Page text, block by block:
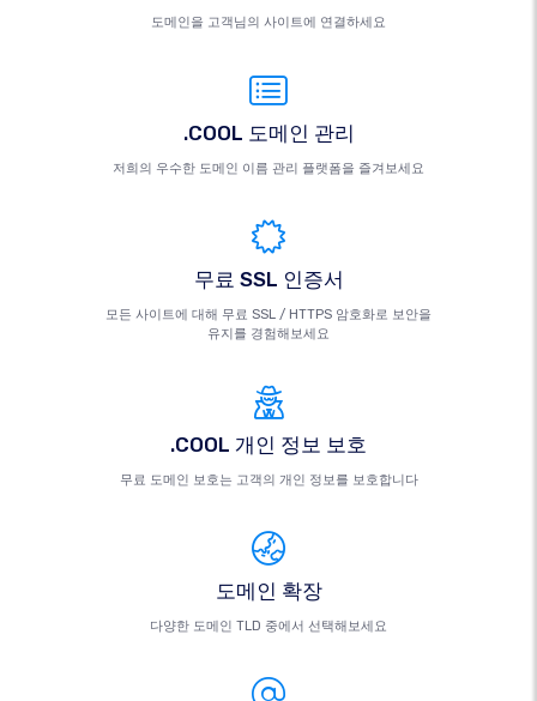
도메인을 고객님의 사이트에 연결하세요
.COOL 도메인 관리
저희의 우수한 도메인 이름 관리 플랫폼을 즐겨보세요
무료 SSL 인증서
모든 사이트에 대해 무료 SSL / HTTPS 암호화로 보안을
유지를 경험해보세요
.COOL 개인 정보 보호
무료 도메인 보호는 고객의 개인 정보를 보호합니다
도메인 확장
다양한 도메인 TLD 중에서 선택해보세요